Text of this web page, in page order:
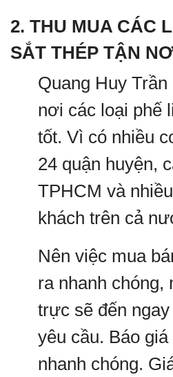
2. THU MUA CÁC
SẮT THÉP TẬN
Quang Huy
nơi các loại phế
tốt. Vì có nhiều
24 quận huyện,
TPHCM và
khách trên cả
Nên việc mua
ra nhanh chóng,
trực sẽ đến
yêu cầu. Báo
nhanh chóng.